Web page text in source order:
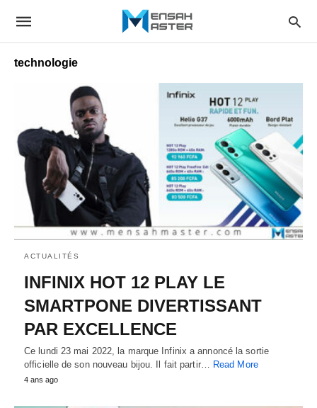
technologie
ACTUALITÉS
INFINIX HOT 12 PLAY LE
SMARTPONE DIVERTISSANT
PAR EXCELLENCE
Ce lundi 23 mai 2022, la marque Infinix a annoncé la sortie
officielle de son nouveau bijou. Il fait partir… Read More
4 ans ago